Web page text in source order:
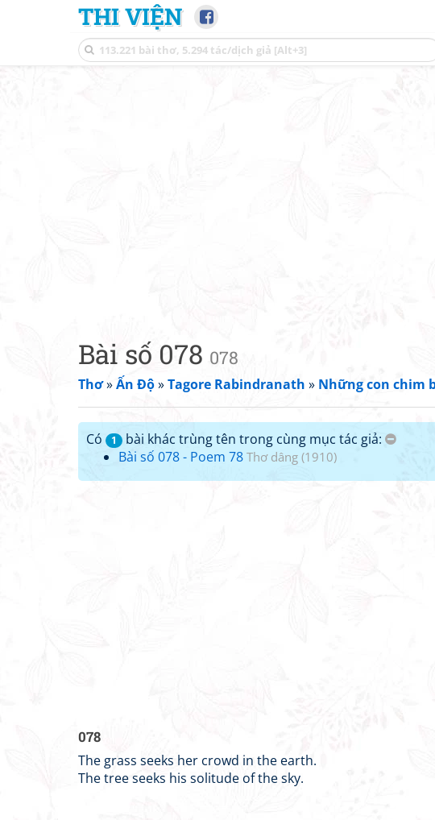
THI VIỆN
Bài số 078 078
Thơ»Ấn Độ»Tagore Rabindranath » Những con chim
Có 1
bài khác trùng tên trong cùng mục tác giả:
Bài số 078 - Poem 78 Thơ dâng (1910)
078
The grass seeks her crowd in the earth.
The tree seeks his solitude of the sky.